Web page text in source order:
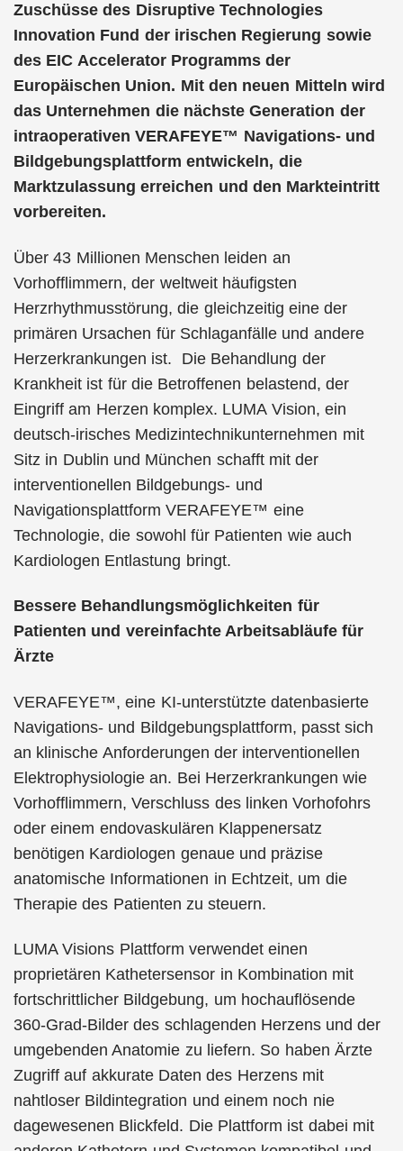
Zuschüsse des Disruptive Technologies
Innovation Fund der irischen Regierung sowie
des EIC Accelerator Programms der
Europäischen Union. Mit den neuen Mitteln wird
das Unternehmen die nächste Generation der
intraoperativen VERAFEYE™ Navigations- und
Bildgebungsplattform entwickeln, die
Marktzulassung erreichen und den Markteintritt
vorbereiten.
Über 43 Millionen Menschen leiden an
Vorhofflimmern, der weltweit häufigsten
Herzrhythmusstörung, die gleichzeitig eine der
primären Ursachen für Schlaganfälle und andere
Herzerkrankungen ist. Die Behandlung der
Krankheit ist für die Betroffenen belastend, der
Eingriff am Herzen komplex. LUMA Vision, ein
deutsch-irisches Medizintechnikunternehmen mit
Sitz in Dublin und München schafft mit der
interventionellen Bildgebungs- und
Navigationsplattform VERAFEYE™ eine
Technologie, die sowohl für Patienten wie auch
Kardiologen Entlastung bringt.
Bessere Behandlungsmöglichkeiten für
Patienten und vereinfachte Arbeitsabläufe für
Ärzte
VERAFEYE™, eine KI-unterstützte datenbasierte
Navigations- und Bildgebungsplattform, passt sich
an klinische Anforderungen der interventionellen
Elektrophysiologie an. Bei Herzerkrankungen wie
Vorhofflimmern, Verschluss des linken Vorhofohrs
oder einem endovaskulären Klappenersatz
benötigen Kardiologen genaue und präzise
anatomische Informationen in Echtzeit, um die
Therapie des Patienten zu steuern.
LUMA Visions Plattform verwendet einen
proprietären Kathetersensor in Kombination mit
fortschrittlicher Bildgebung, um hochauflösende
360-Grad-Bilder des schlagenden Herzens und der
umgebenden Anatomie zu liefern. So haben Ärzte
Zugriff auf akkurate Daten des Herzens mit
nahtloser Bildintegration und einem noch nie
dagewesenen Blickfeld. Die Plattform ist dabei mit